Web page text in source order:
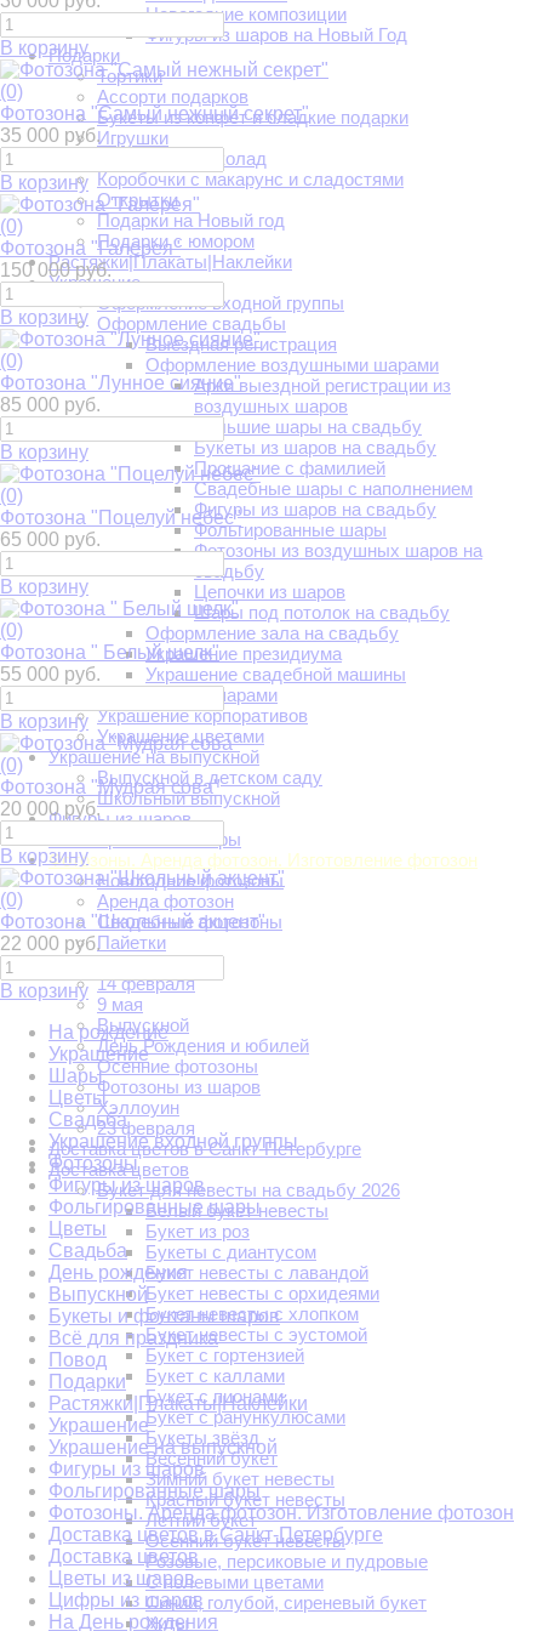
Новогодние композиции
Фигуры из шаров на Новый Год
Подарки
Тортики
Ассорти подарков
Букеты из конфет и сладкие подарки
Игрушки
Конфеты и шоколад
Коробочки с макарунс и сладостями
Открытки
Подарки на Новый год
Подарки с юмором
Растяжки|Плакаты|Наклейки
Украшение
Оформление входной группы
Оформление свадьбы
Выездная регистрация
Оформление воздушными шарами
Арки выездной регистрации из
воздушных шаров
Большие шары на свадьбу
Букеты из шаров на свадьбу
Прощание с фамилией
Свадебные шары с наполнением
Фигуры из шаров на свадьбу
Фольгированные шары
Фотозоны из воздушных шаров на
свадьбу
Цепочки из шаров
Шары под потолок на свадьбу
Оформление зала на свадьбу
Украшение президиума
Украшение свадебной машины
Оформление шарами
Украшение корпоративов
Украшение цветами
Украшение на выпускной
Выпускной в детском саду
Школьный выпускной
Фигуры из шаров
Фольгированные шары
Фотозоны. Аренда фотозон. Изготовление фотозон
Новогодние фотозоны
Аренда фотозон
Свадебные фотозоны
Пайетки
8 марта
14 февраля
9 мая
Выпускной
День Рождения и юбилей
Осенние фотозоны
Фотозоны из шаров
Хэллоуин
23 февраля
Доставка цветов в Санкт-Петербурге
Доставка цветов
Букет для невесты на свадьбу 2026
Белый букет невесты
Букет из роз
Букеты с диантусом
Букет невесты с лавандой
Букет невесты с орхидеями
Букет невесты с хлопком
Букет невесты с эустомой
Букет с гортензией
Букет с каллами
Букет с пионами
Букет с ранункулюсами
Букеты звёзд
Весенний букет
Зимний букет невесты
Красный букет невесты
Летний букет
Осенний букет невесты
Розовые, персиковые и пудровые
С полевыми цветами
Синий, голубой, сиреневый букет
Хиты
В корзину
(0)
Фотозона "Самый нежный секрет"
35 000 руб.
В корзину
(0)
Фотозона "Галерея"
150 000 руб.
В корзину
(0)
Фотозона "Лунное сияние"
85 000 руб.
В корзину
(0)
Фотозона "Поцелуй небес"
65 000 руб.
В корзину
(0)
Фотозона " Белый шелк"
55 000 руб.
В корзину
(0)
Фотозона "Мудрая сова"
20 000 руб.
В корзину
(0)
Фотозона "Школьный акцент"
22 000 руб.
В корзину
На рождение
Украшение
Шары
Цветы
Свадьба
Украшение входной группы
Фотозоны
Фигуры из шаров
Фольгированные шары
Цветы
Свадьба
День рождения
Выпускной
Букеты и фонтаны шаров
Всё для праздника
Повод
Подарки
Растяжки|Плакаты|Наклейки
Украшение
Украшение на выпускной
Фигуры из шаров
Фольгированные шары
Фотозоны. Аренда фотозон. Изготовление фотозон
Доставка цветов в Санкт-Петербурге
Доставка цветов
Цветы из шаров
Цифры из шаров
На День рождения